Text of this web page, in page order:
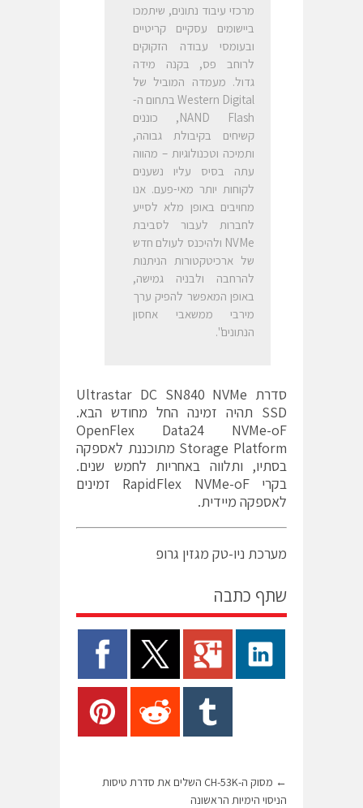
מרכזי עיבוד נתונים, שיתמכו
ביישומים עסקיים קריטיים
ובעומסי עבודה הזקוקים
לרוחב פס, בקנה מידה
גדול. מעמדה המוביל של
Western Digital בתחום ה-
NAND Flash, כוננים
קשיחים בקיבולת גבוהה,
ותמיכה וטכנולוגיות – מהווה
עתה בסיס עליו נשענים
לקוחות יותר מאי-פעם. אנו
מחויבים באופן מלא לסייע
לחברות לעבור לסביבת
NVMe ולהיכנס לעולם חדש
של ארכיטקטורות הניתנות
להרחבה ולבניה גמישה,
באופן המאפשר להפיק ערך
מירבי ממשאבי אחסון
הנתונים".
סדרת Ultrastar DC SN840 NVMe
SSD תהיה זמינה החל מחודש הבא.
OpenFlex Data24 NVMe-oF
Storage Platform מתוכננת לאספקה
בסתיו, ותלווה באחריות לחמש שנים.
בקרי RapidFlex NVMe-oF זמינים
לאספקה מיידית.
מערכת ניו-טק מגזין גרופ
שתף כתבה
←
מסוק ה-CH-53K השלים את סדרת טיסות
הניסוי הימיות הראשונה